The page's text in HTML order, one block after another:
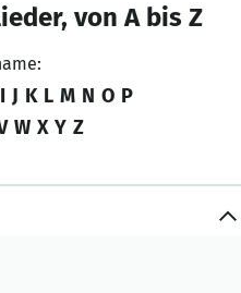
von A bis Z
I J K L M N O P
W X Y Z